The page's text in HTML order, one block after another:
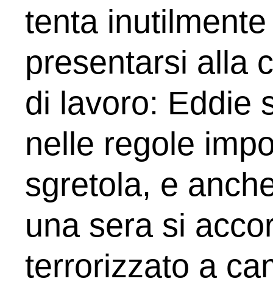
tenta
presentarsi alla
di lavoro: Eddie
nelle regole
sgretola, e
una sera si
terrorizzato a